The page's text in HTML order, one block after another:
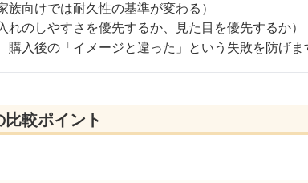
族向けでは耐久性の基準が変わる）
れのしやすさを優先するか、見た目を優先するか）
入後の「イメージと違った」という失敗を防げま
較ポイント